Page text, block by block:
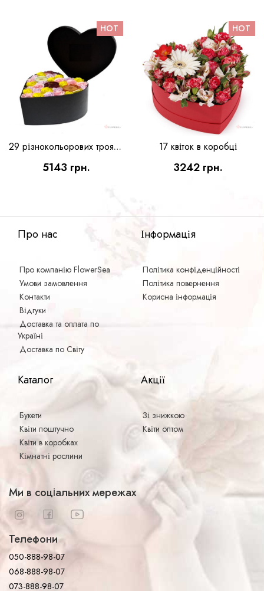
29 різнокольорових троянд в коробці
5143 грн.
17 квіток в коробці
3242 грн.
Про нас
Про компанію FlowerSea
Умови замовлення
Контакти
Відгуки
Доставка та оплата по
Україні
Доставка по Світу
Інформація
Політика конфіденційності
Політика повернення
Корисна інформація
Каталог
Букети
Квіти поштучно
Квіти в коробках
Кімнатні рослини
Акції
Зі знижкою
Квіти оптом
Ми в соціальних мережах
Телефони
050-888-98-07
068-888-98-07
073-888-98-07